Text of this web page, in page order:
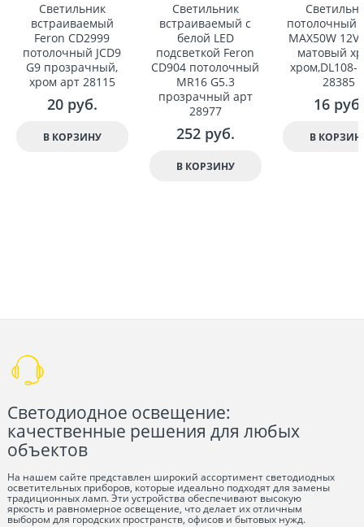
Светильник
встраиваемый
Feron CD2999
потолочный JCD9
G9 прозрачный,
хром арт 28115
20 руб.
В КОРЗИНУ
Светильник
встраиваемый с
белой LED
подсветкой Feron
CD904 потолочный
MR16 G5.3
прозрачный арт
28977
252 руб.
В КОРЗИНУ
потолочный
MAX50W 12V
матовый
хром,DL108-
28385
16 руб.
В
Светодиодное освещение:
качественные решения для любых
объектов
На нашем сайте представлен широкий ассортимент светодиодных
осветительных приборов, которые идеально подходят для замены
традиционных ламп. Эти устройства обеспечивают высокую
яркость и равномерное освещение, что делает их отличным
выбором для городских пространств, офисов и бытовых нужд.